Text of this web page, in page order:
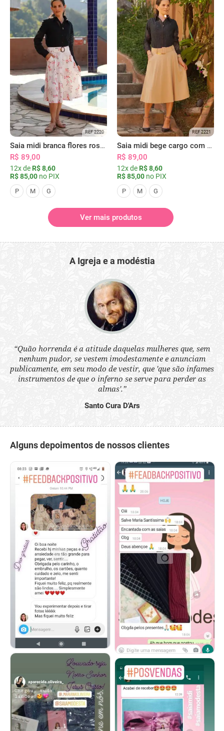
REF 2220
Saia midi branca flores rosas com bolsos
R$ 89,00
12x de R$ 8,60
R$ 85,00 no PIX
P M G
REF 2221
Saia midi bege cargo com bolsos
R$ 89,00
12x de R$ 8,60
R$ 85,00 no PIX
P M G
Ver mais produtos
A Igreja e a modéstia
“Quão horrenda é a atitude daquelas mulheres que, sem
nenhum pudor, se vestem imodestamente e anunciam
publicamente, em seu modo de vestir, que 'que são infames
instrumentos de que o inferno se serve para perder as
almas'.”
Santo Cura D'Ars
Alguns depoimentos de nossos clientes